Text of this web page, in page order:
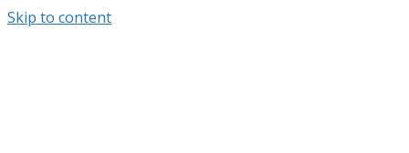
Skip to content